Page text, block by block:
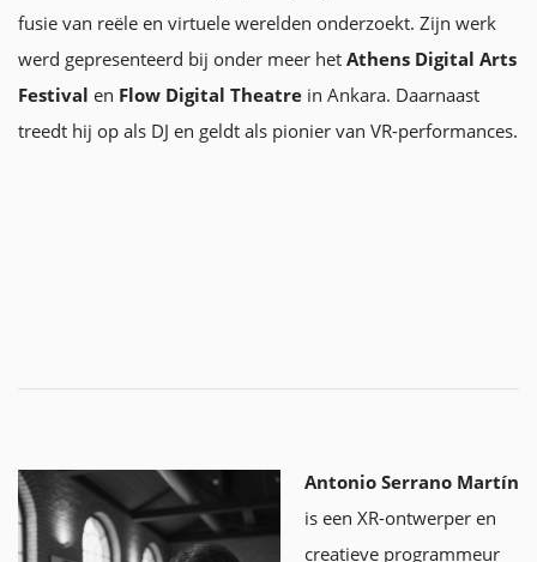
fusie van reële en virtuele werelden onderzoekt. Zijn werk
werd gepresenteerd bij onder meer het Athens Digital Arts
Festival en Flow Digital Theatre in Ankara. Daarnaast
treedt hij op als DJ en geldt als pionier van VR-performances.
Antonio Serrano Martín
is een XR-ontwerper en
creatieve programmeur